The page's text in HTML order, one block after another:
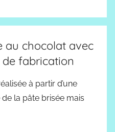
au chocolat avec
fabrication
à partir d’une
la pâte brisée mais